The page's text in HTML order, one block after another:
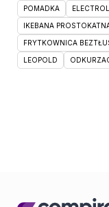
POMADKA
IKEBANA
FRYTKOWNICA
LEOPOLD